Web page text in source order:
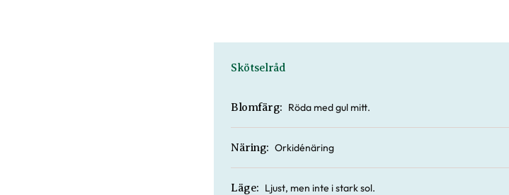
Skötselråd
Blomfärg: Röda med gul mitt.
Näring: Orkidénäring
Läge: Ljust, men inte i stark sol.